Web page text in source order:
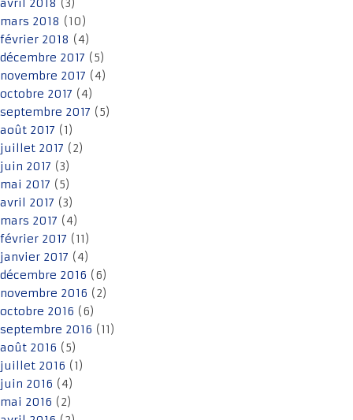
avril 2018 (3)
mars 2018 (10)
février 2018 (4)
décembre 2017 (5)
novembre 2017 (4)
octobre 2017 (4)
septembre 2017 (5)
août 2017 (1)
juillet 2017 (2)
juin 2017 (3)
mai 2017 (5)
avril 2017 (3)
mars 2017 (4)
février 2017 (11)
janvier 2017 (4)
décembre 2016 (6)
novembre 2016 (2)
octobre 2016 (6)
septembre 2016 (11)
août 2016 (5)
juillet 2016 (1)
juin 2016 (4)
mai 2016 (2)